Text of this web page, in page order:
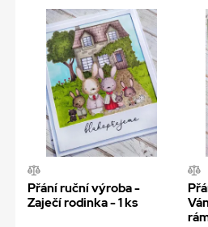
Přání ruční výroba -
Zaječí rodinka - 1 ks